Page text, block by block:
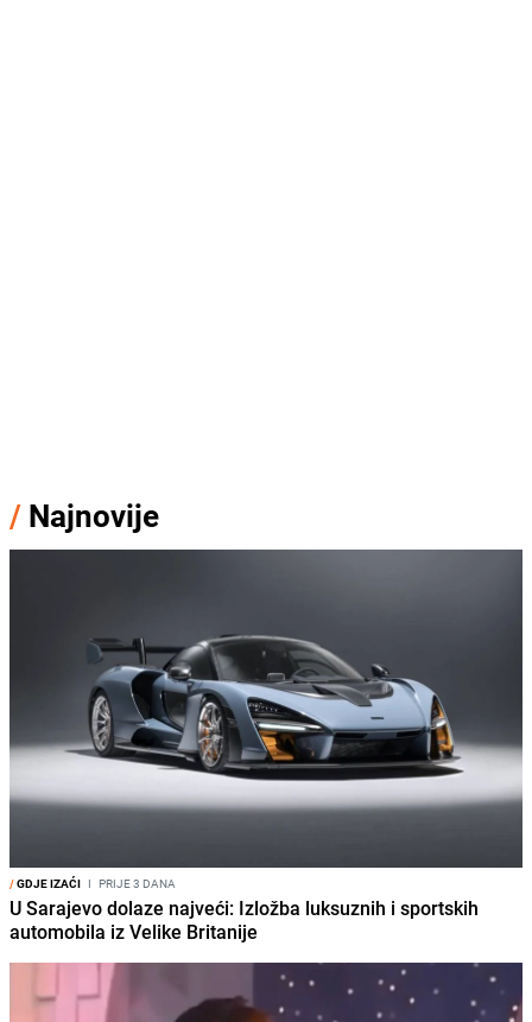
/ Najnovije
/GDJE IZAĆI I PRIJE 3 DANA
U Sarajevo dolaze najveći: Izložba luksuznih i sportskih
automobila iz Velike Britanije